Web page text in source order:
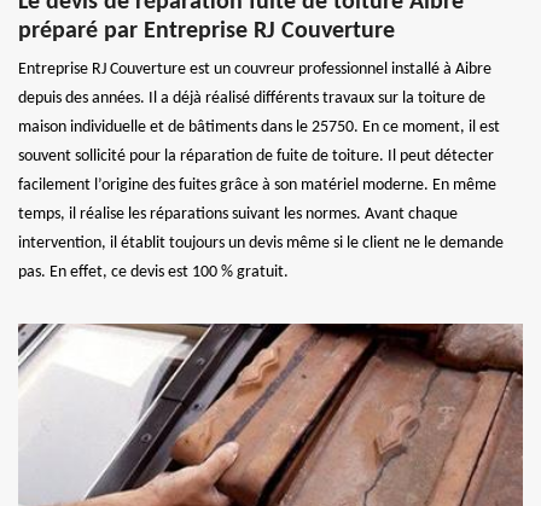
préparé par Entreprise RJ Couverture
Entreprise RJ Couverture est un couvreur professionnel installé à Aibre
depuis des années. Il a déjà réalisé différents travaux sur la toiture de
maison individuelle et de bâtiments dans le 25750. En ce moment, il est
souvent sollicité pour la réparation de fuite de toiture. Il peut détecter
facilement l’origine des fuites grâce à son matériel moderne. En même
temps, il réalise les réparations suivant les normes. Avant chaque
intervention, il établit toujours un devis même si le client ne le demande
pas. En effet, ce devis est 100 % gratuit.